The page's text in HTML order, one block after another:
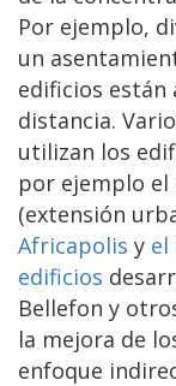
Por ejemplo,
un
edificios están
distancia.
utilizan los
por ejemplo el
(extensión
Africapolis y el
edificios
Bellefon y
la mejora de
enfoque